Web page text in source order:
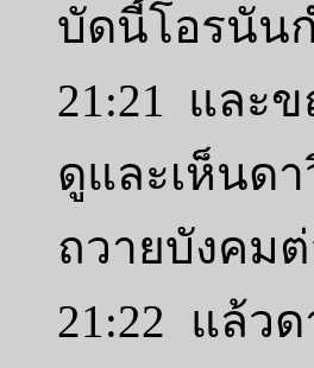
บัดนี้โอรนัน
21:21 และ
ดูและเห็น
ถวายบังคม
21:22 แล้ว